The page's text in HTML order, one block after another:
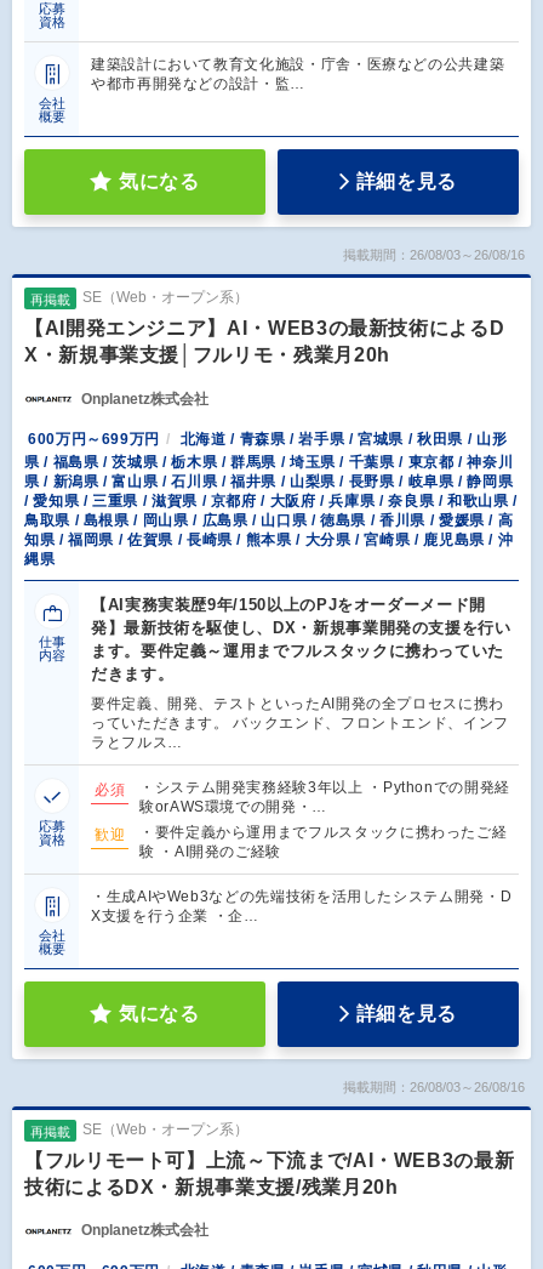
応募
資格
会社
概要
建築設計において教育文化施設・庁舎・医療などの公共建築
や都市再開発などの設計・監…
気になる 詳細を見る
掲載期間：26/08/03～26/08/16
再掲載 SE（Web・オープン系）
【AI開発エンジニア】AI・WEB3の最新技術によるD
X・新規事業支援│フルリモ・残業月20h
Onplanetz株式会社
600万円～699万円
北海道 / 青森県 / 岩手県 / 宮城県 / 秋田県 / 山形
県 / 福島県 / 茨城県 / 栃木県 / 群馬県 / 埼玉県 / 千葉県 / 東京都 / 神奈川
県 / 新潟県 / 富山県 / 石川県 / 福井県 / 山梨県 / 長野県 / 岐阜県 / 静岡県
/ 愛知県 / 三重県 / 滋賀県 / 京都府 / 大阪府 / 兵庫県 / 奈良県 / 和歌山県 /
鳥取県 / 島根県 / 岡山県 / 広島県 / 山口県 / 徳島県 / 香川県 / 愛媛県 / 高
知県 / 福岡県 / 佐賀県 / 長崎県 / 熊本県 / 大分県 / 宮崎県 / 鹿児島県 / 沖
縄県
仕事
内容
【AI実務実装歴9年/150以上のPJをオーダーメード開
発】最新技術を駆使し、DX・新規事業開発の支援を行い
ます。要件定義～運用までフルスタックに携わっていた
だきます。
要件定義、開発、テストといったAI開発の全プロセスに携わ
っていただきます。 バックエンド、フロントエンド、インフ
ラとフルス…
応募
資格
必須
・システム開発実務経験3年以上 ・Pythonでの開発経
験orAWS環境での開発・…
歓迎
・要件定義から運用までフルスタックに携わったご経
験 ・AI開発のご経験
会社
概要
・生成AIやWeb3などの先端技術を活用したシステム開発・D
X支援を行う企業 ・企…
気になる 詳細を見る
掲載期間：26/08/03～26/08/16
再掲載 SE（Web・オープン系）
【フルリモート可】上流～下流まで/AI・WEB3の最新
技術によるDX・新規事業支援/残業月20h
Onplanetz株式会社